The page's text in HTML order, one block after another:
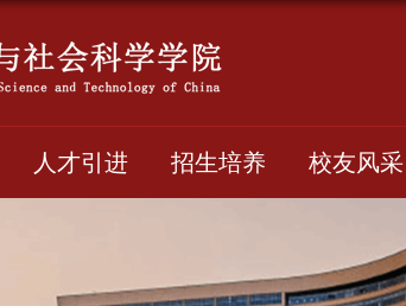
人才引进 招生培养 校友风采